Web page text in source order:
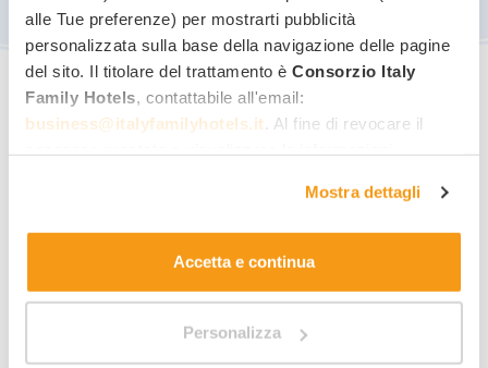
alle Tue preferenze) per mostrarti pubblicità
personalizzata sulla base della navigazione delle pagine
del sito. Il titolare del trattamento è Consorzio Italy
Family Hotels, contattabile all'email:
business@italyfamilyhotels.it . Al fine di revocare il
. Allo stesso link trovi la nostra informativa
estesa sui cookie.
Mostra dettagli
Accetta e continua
Personalizza
Request information forthis